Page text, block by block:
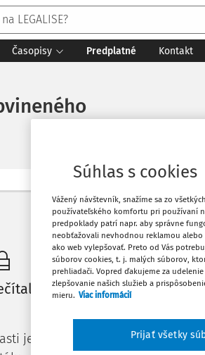
Časopisy Predplatné Kontakt
Máte predplatné?
len začiatok...
je dostupný predplatiteľom
Súhlas s cookies
Vážený návštevník, snažíme sa zo
používateľského komfortu pri používaní
predpoklady patrí napr. aby správne
neobťažovali nevhodnou reklamou
ako web vylepšovať. Preto od Vás
súborov cookies, t. j. malých súborov,
prehliadači. Vopred ďakujeme za
zlepšovanie našich služieb a
mieru. Viac informácií
Prijať všetky